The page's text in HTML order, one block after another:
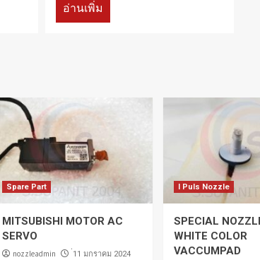
อ่านเพิ่ม
Spare Part
MITSUBISHI MOTOR AC
SERVO
nozzleadmin ่11 มกราคม 2024
I Puls Nozzle
SPECIAL
WHITE COLOR
VACCUMPAD